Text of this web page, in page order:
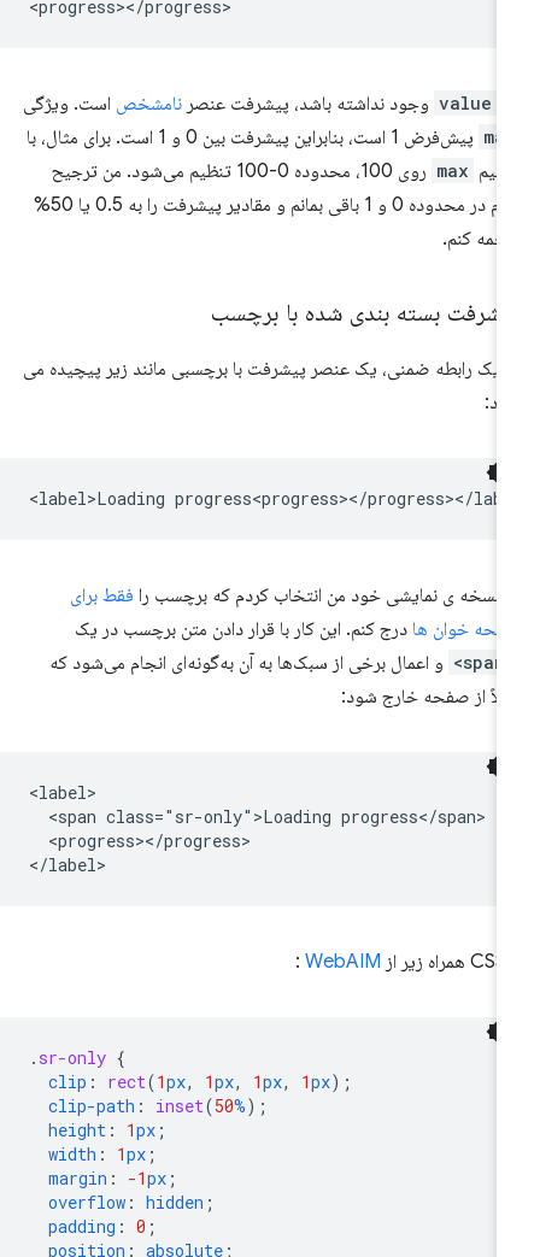
value وجود نداشته باشد، پیشرفت عنصرنامشخصاست. ویژگی
پیش‌فرض 1 است، بنابراین پیشرفت بین 0 و 1 است. برای مثال، با
max
روی 100، محدوده 0-100 تنظیم می‌شود. من ترجیح
دادم در محدوده 0 و 1 باقی بمانم و مقادیر پیشرفت را به 0.5 یا 50%
کنم.
بسته بندی شده با برچسب
یک رابطه ضمنی، یک عنصر پیشرفت با برچسبی مانند زیر پیچیده می
نسخه ی نمایشی خود من انتخاب کردم که برچسب رافقط برای
خوان هادرج کنم. این کار با قرار دادن متن برچسب در یک
و اعمال برخی از سبک‌ها به آن به‌گونه‌ای انجام می‌شود که
از صفحه خارج شود:
<label>
  <span class="sr-only">Loading progress</span>
  <progress></progress>
WebAIM
:
.sr-only
clip: rect(1 px, 1 px, 1 px, 1 px
clip-path: inset(50%
height: 1
width: 1
margin: -1
overflow: hidden
padding :
position: absolute